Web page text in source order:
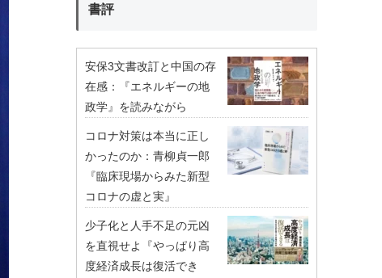
書評
安保3文書改訂と中国の存
在感：『エネルギーの地
政学』を読みながら
コロナ対策は本当に正し
かったのか：青柳貞一郎
『臨床現場からみた新型
コロナの虚と実』
少子化と人手不足の元凶
を直視せよ『やっぱり高
度経済成長は復活でき